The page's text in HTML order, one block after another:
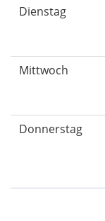
Dienstag
Mittwoch
Donnerstag